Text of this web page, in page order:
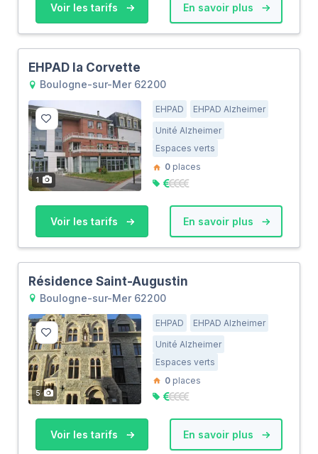
Voir les tarifs En savoir plus
EHPAD la Corvette
Boulogne-sur-Mer 62200
1
EHPAD
EHPAD Alzheimer
Unité Alzheimer
Espaces verts
0 places
Voir les tarifs En savoir plus
Résidence Saint-Augustin
Boulogne-sur-Mer 62200
5
EHPAD
EHPAD Alzheimer
Unité Alzheimer
Espaces verts
0 places
Voir les tarifs En savoir plus